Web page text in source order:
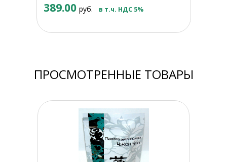
389.00 руб. в т.ч. НДС 5%
ПРОСМОТРЕННЫЕ ТОВАРЫ